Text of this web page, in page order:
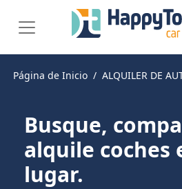
Página de Inicio ALQUILER DE
Busque,
alquile coches
lugar.